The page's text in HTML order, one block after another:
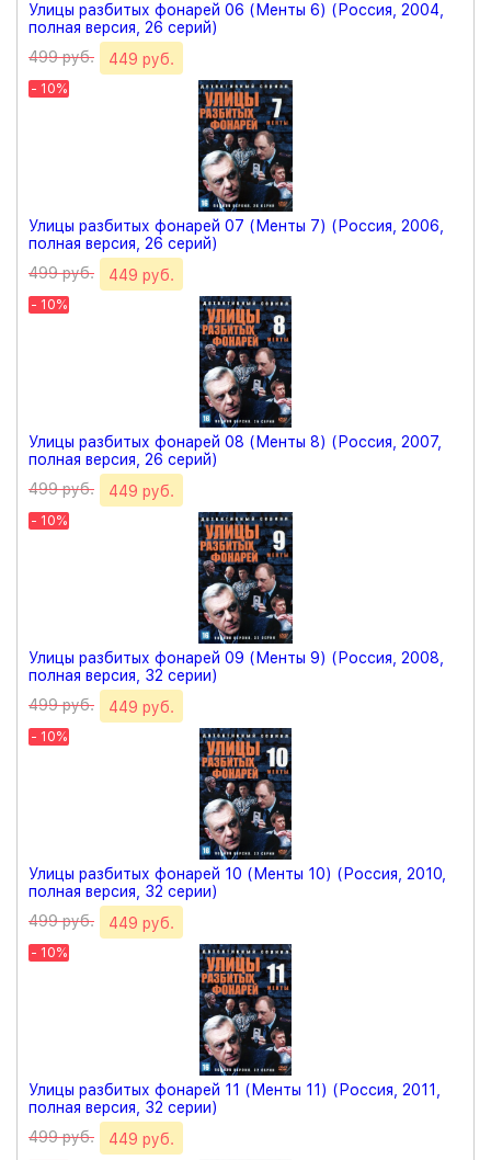
Улицы разбитых фонарей 06 (Менты 6) (Россия, 2004,
полная версия, 26 серий)
499 руб.
449 руб.
- 10%
Улицы разбитых фонарей 07 (Менты 7) (Россия, 2006,
полная версия, 26 серий)
499 руб.
449 руб.
- 10%
Улицы разбитых фонарей 08 (Менты 8) (Россия, 2007,
полная версия, 26 серий)
499 руб.
449 руб.
- 10%
Улицы разбитых фонарей 09 (Менты 9) (Россия, 2008,
полная версия, 32 серии)
499 руб.
449 руб.
- 10%
Улицы разбитых фонарей 10 (Менты 10) (Россия, 2010,
полная версия, 32 серии)
499 руб.
449 руб.
- 10%
Улицы разбитых фонарей 11 (Менты 11) (Россия, 2011,
полная версия, 32 серии)
499 руб.
449 руб.